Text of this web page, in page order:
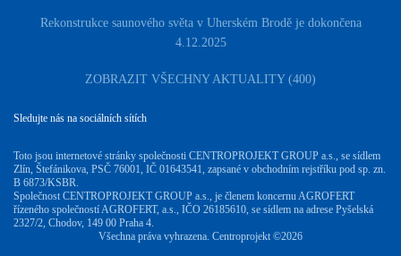
Rekonstrukce saunového světa v Uherském Brodě je dokončena
4.12.2025
ZOBRAZIT VŠECHNY AKTUALITY (400)
Sledujte nás na sociálních sítích
Toto jsou internetové stránky společnosti CENTROPROJEKT GROUP a.s., se sídlem
Zlín, Štefánikova, PSČ 76001, IČ 01643541, zapsané v obchodním rejstříku pod sp. zn.
B 6873/KSBR.
Společnost CENTROPROJEKT GROUP a.s., je členem koncernu AGROFERT
řízeného společností AGROFERT, a.s., IČO 26185610, se sídlem na adrese Pyšelská
2327/2, Chodov, 149 00 Praha 4.
Všechna práva vyhrazena. Centroprojekt ©2026